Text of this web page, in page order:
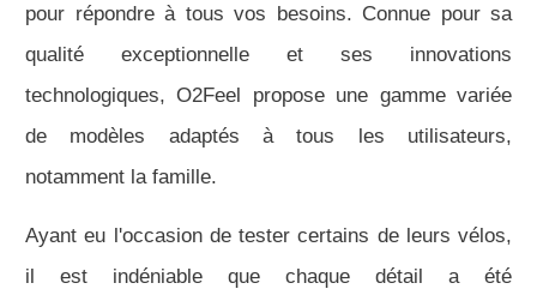
pour répondre à tous vos besoins. Connue pour sa
qualité exceptionnelle et ses innovations
technologiques, O2Feel propose une gamme variée
de modèles adaptés à tous les utilisateurs,
notamment la famille.
Ayant eu l'occasion de tester certains de leurs vélos,
il est indéniable que chaque détail a été